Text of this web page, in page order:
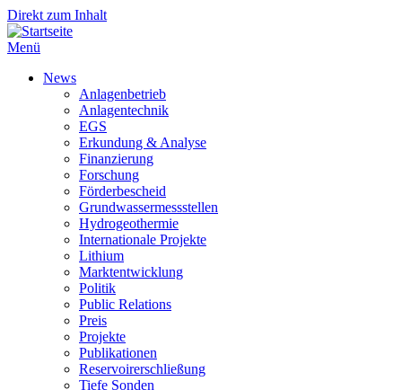
Direkt zum Inhalt
Menü
News
Anlagenbetrieb
Anlagentechnik
EGS
Erkundung & Analyse
Finanzierung
Forschung
Förderbescheid
Grundwassermessstellen
Hydrogeothermie
Internationale Projekte
Lithium
Marktentwicklung
Politik
Public Relations
Preis
Projekte
Publikationen
Reservoirerschließung
Tiefe Sonden